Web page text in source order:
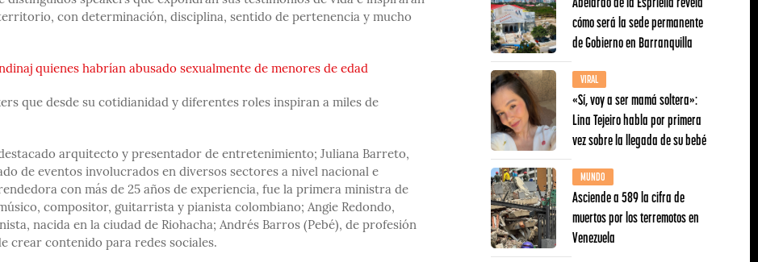
con determinación, disciplina, sentido de pertenencia y mucho
quienes habrían abusado sexualmente de menores de edad
que desde su cotidianidad y diferentes roles inspiran a miles de
arquitecto y presentador de entretenimiento; Juliana Barreto,
de eventos involucrados en diversos sectores a nivel nacional e
con más de 25 años de experiencia, fue la primera ministra de
compositor, guitarrista y pianista colombiano; Angie Redondo,
nacida en la ciudad de Riohacha; Andrés Barros (Pebé), de profesión
crear contenido para redes sociales.
cómo será la sede permanente
de Gobierno en Barranquilla
VIRAL
«Sí, voy a ser mamá soltera»:
Lina Tejeiro habla por primera
vez sobre la llegada de su bebé
MUNDO
Asciende a 589 la cifra de
muertos por los terremotos en
Venezuela